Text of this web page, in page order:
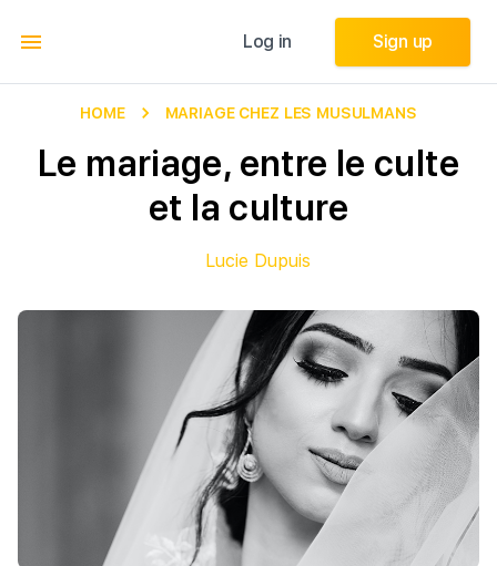
Log in Sign up
Log in Sign up
HOME MARIAGE CHEZ LES MUSULMANS
Le mariage, entre le culte
et la culture
Lucie Dupuis